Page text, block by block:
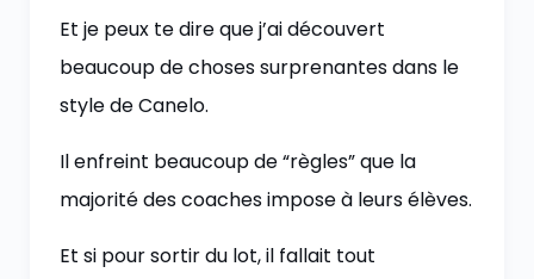
Et je peux te dire que j’ai découvert
beaucoup de choses surprenantes dans le
style de Canelo.
Il enfreint beaucoup de “règles” que la
majorité des coaches impose à leurs élèves.
Et si pour sortir du lot, il fallait tout